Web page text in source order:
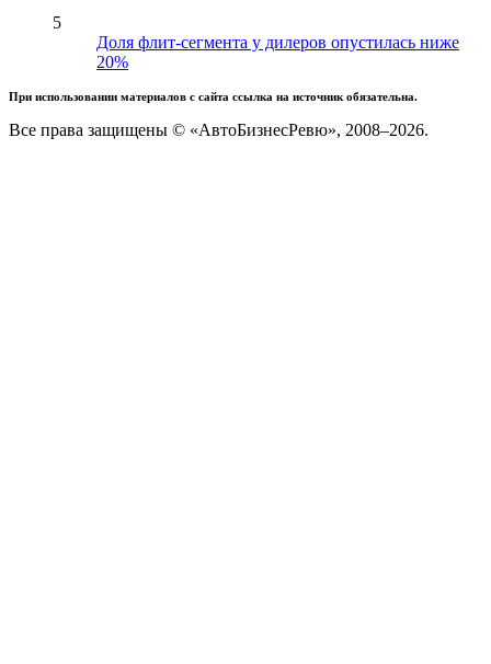
5
Доля флит-сегмента у дилеров опустилась ниже
20%
При использовании материалов с сайта ссылка на источник обязательна.
Все права защищены © «АвтоБизнесРевю», 2008–2026.